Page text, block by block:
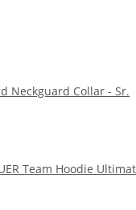
Neckguard Collar - Sr.